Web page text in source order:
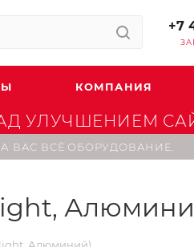
+7
КОМПАНИЯ
УЛУЧШЕНИЕМ
ВАС ВСЁ ОБОРУДОВАНИЕ.